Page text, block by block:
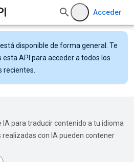
Acceder
disponible de forma general. Te
API para acceder a todos los
recientes.
IA para traducir contenido a tu idioma
con IA pueden contener